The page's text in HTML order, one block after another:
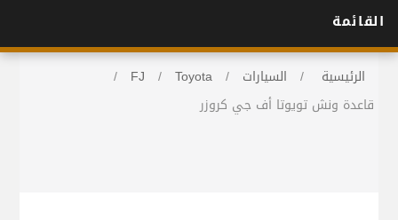
القائمة
الرئيسية / السيارات /
Toyota
/
FJ
/
قاعدة ونش تويوتا أف جي كروزر